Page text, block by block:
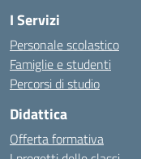
I Servizi
Personale scolastico
Famiglie e studenti
Percorsi di studio
Didattica
Offerta formativa